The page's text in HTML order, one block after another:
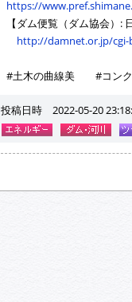
https://
【ダム便覧（ダム協会）:
http://damnet.or.jp/cgi-
#土木の曲線美 #コンク
投稿日時 2022-05-20